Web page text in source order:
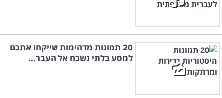
20 תמונות מדהימות שייקחו אתכם
למסע בלתי נשכח אל העבר...